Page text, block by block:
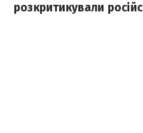
розкритикували